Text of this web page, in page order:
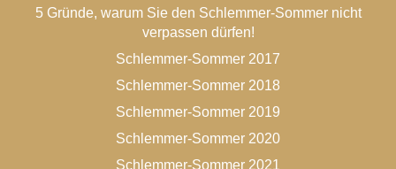
5 Gründe, warum Sie den Schlemmer-Sommer nicht
verpassen dürfen!
Schlemmer-Sommer 2017
Schlemmer-Sommer 2018
Schlemmer-Sommer 2019
Schlemmer-Sommer 2020
Schlemmer-Sommer 2021